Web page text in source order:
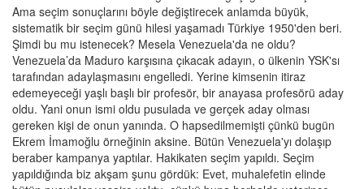
Ama seçim sonuçlarını böyle değiştirecek anlamda büyük,
sistematik bir seçim günü hilesi yaşamadı Türkiye 1950'den beri.
Şimdi bu mu istenecek? Mesela Venezuela'da ne oldu?
Venezuela’da Maduro karşısına çıkacak adayın, o ülkenin YSK'sı
tarafından adaylaşmasını engelledi. Yerine kimsenin itiraz
edemeyeceği yaşlı başlı bir profesör, bir anayasa profesörü aday
oldu. Yani onun ismi oldu pusulada ve gerçek aday olması
gereken kişi de onun yanında. O hapsedilmemişti çünkü bugün
Ekrem İmamoğlu örneğinin aksine. Bütün Venezuela'yı dolaşıp
beraber kampanya yaptılar. Hakikaten seçim yapıldı. Seçim
yapıldığında biz akşam şunu gördük: Evet, muhalefetin elinde